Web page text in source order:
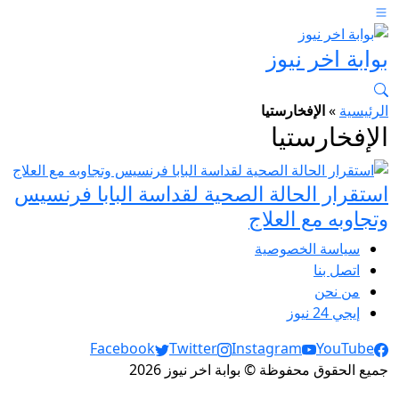
بوابة اخر نيوز
الرئيسية »الإفخارستيا
الإفخارستيا
استقرار الحالة الصحية لقداسة البابا فرنسيس
وتجاوبه مع العلاج
سياسة الخصوصية
اتصل بنا
من نحن
إيجي 24 نيوز
Social Links
Facebook Twitter Instagram
YouTube
جميع الحقوق محفوظة © بوابة اخر نيوز 2026